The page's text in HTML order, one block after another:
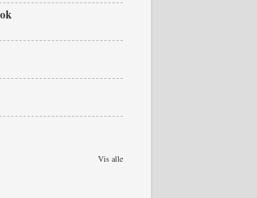
Vis alle